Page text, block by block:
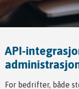
API-
For bedrifter, både